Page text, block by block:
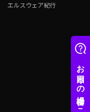
エルスウェア紀行